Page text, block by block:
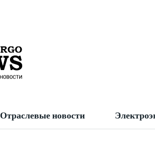
Отраслевые новости